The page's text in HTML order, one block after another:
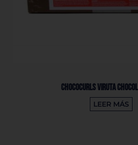
Chococurls Viruta
LEER MÁS